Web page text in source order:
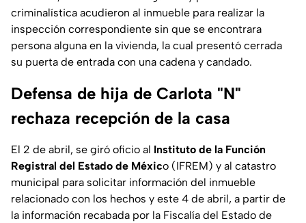
criminalística acudieron al inmueble para realizar la
inspección correspondiente sin que se encontrara
persona alguna en la vivienda, la cual presentó cerrada
su puerta de entrada con una cadena y candado.
Defensa de hija de Carlota "N"
rechaza recepción de la casa
El 2 de abril, se giró oficio al Instituto de la Función
Registral del Estado de México (IFREM) y al catastro
municipal para solicitar información del inmueble
relacionado con los hechos y este 4 de abril, a partir de
la información recabada por la Fiscalía del Estado de